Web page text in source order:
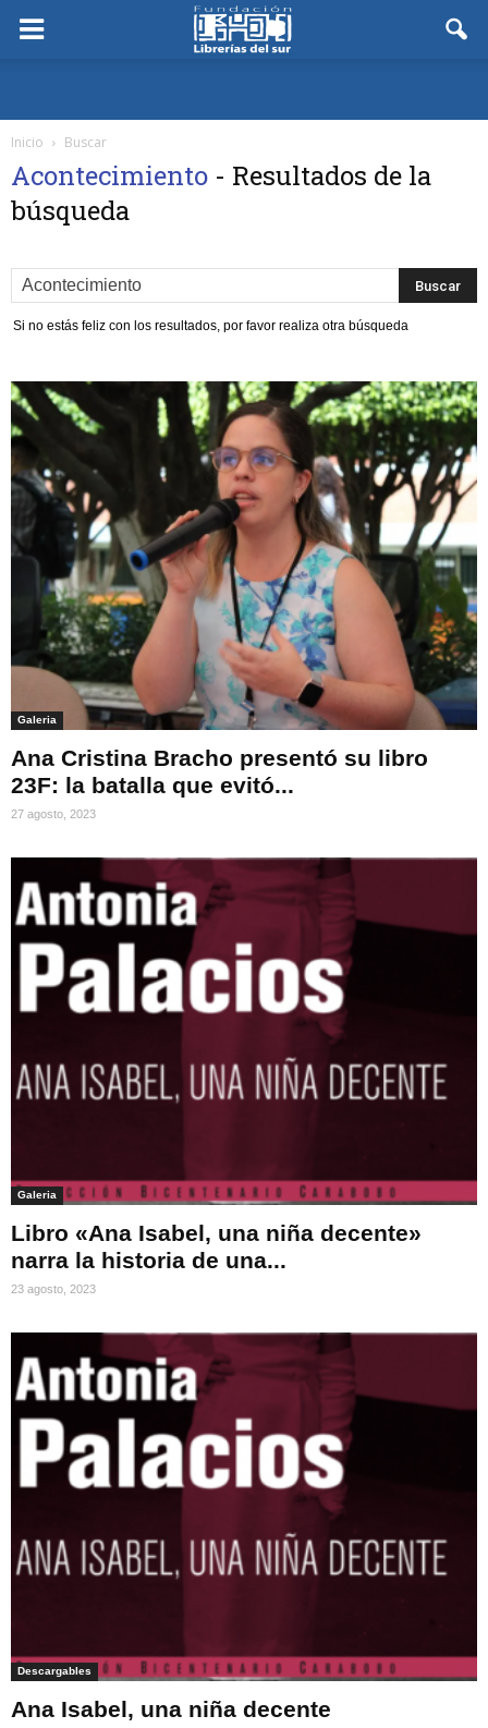
Inicio Buscar
Acontecimiento - Resultados de la
búsqueda
Si no estás feliz con los resultados, por favor realiza otra búsqueda
Galeria
Ana Cristina Bracho presentó su libro
23F: la batalla que evitó...
27 agosto, 2023
Galeria
Libro «Ana Isabel, una niña decente»
narra la historia de una...
23 agosto, 2023
Descargables
Ana Isabel, una niña decente